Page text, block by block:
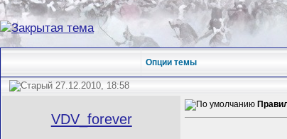
Опции темы
27.12.2010, 18:58
VDV_forever